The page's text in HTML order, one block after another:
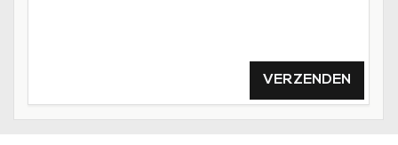
VERZENDEN